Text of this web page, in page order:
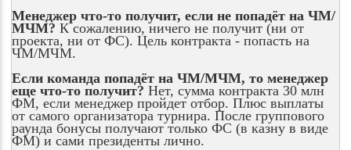
Менеджер что-то получит, если не попадёт на ЧМ/
МЧМ? К сожалению, ничего не получит (ни от
проекта, ни от ФС). Цель контракта - попасть на
ЧМ/МЧМ.
Если команда попадёт на ЧМ/МЧМ, то менеджер
еще что-то получит? Нет, сумма контракта 30 млн
ФМ, если менеджер пройдет отбор. Плюс выплаты
от самого организатора турнира. После группового
раунда бонусы получают только ФС (в казну в виде
ФМ) и сами президенты лично.